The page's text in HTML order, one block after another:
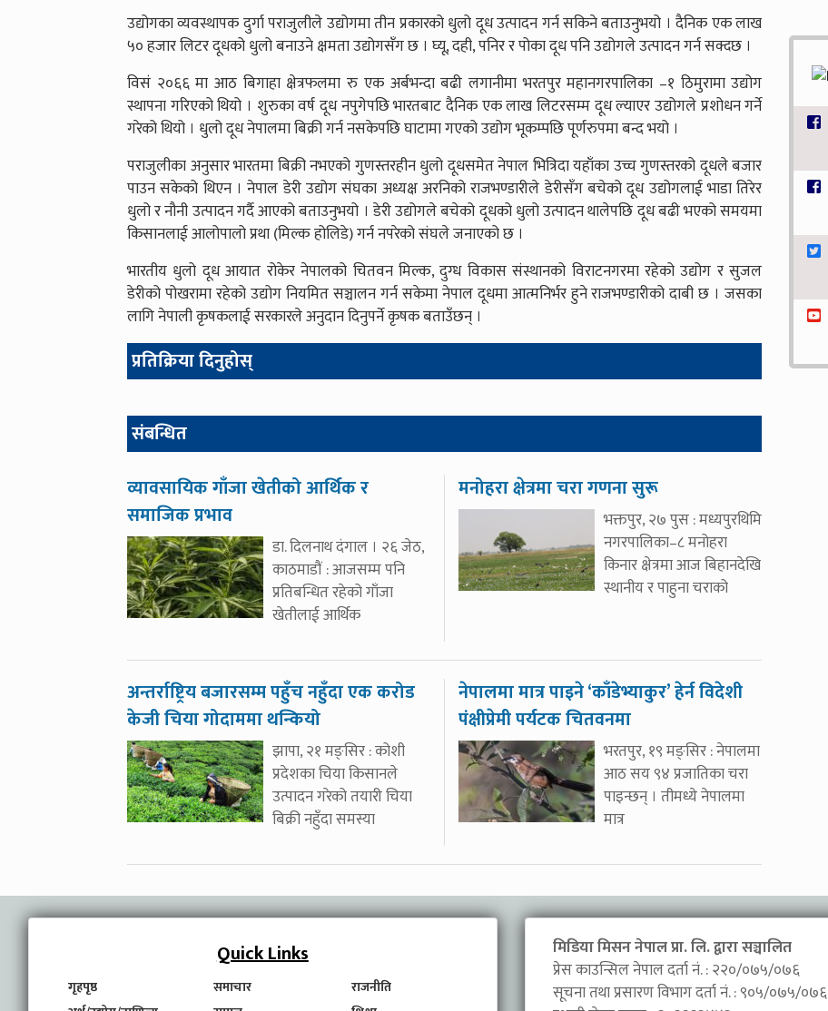
उद्योगका व्यवस्थापक दुर्गा पराजुलीले उद्योगमा तीन प्रकारको धुलो दूध उत्पादन गर्न सकिने बताउनुभयो । दैनिक एक लाख
५० हजार लिटर दूधको धुलो बनाउने क्षमता उद्योगसँग छ । घ्यू, दही, पनिर र पोका दूध पनि उद्योगले उत्पादन गर्न सक्दछ ।
विसं २०६६ मा आठ बिगाहा क्षेत्रफलमा रु एक अर्बभन्दा बढी लगानीमा भरतपुर महानगरपालिका –१ ठिमुरामा उद्योग
स्थापना गरिएको थियो । शुरुका वर्ष दूध नपुगेपछि भारतबाट दैनिक एक लाख लिटरसम्म दूध ल्याएर उद्योगले प्रशोधन गर्ने
गरेको थियो । धुलो दूध नेपालमा बिक्री गर्न नसकेपछि घाटामा गएको उद्योग भूकम्पछि पूर्णरुपमा बन्द भयो ।
पराजुलीका अनुसार भारतमा बिक्री नभएको गुणस्तरहीन धुलो दूधसमेत नेपाल भित्रिदा यहाँका उच्च गुणस्तरको दूधले बजार
पाउन सकेको थिएन । नेपाल डेरी उद्योग संघका अध्यक्ष अरनिको राजभण्डारीले डेरीसँग बचेको दूध उद्योगलाई भाडा तिरेर
धुलो र नौनी उत्पादन गर्दै आएको बताउनुभयो । डेरी उद्योगले बचेको दूधको धुलो उत्पादन थालेपछि दूध बढी भएको समयमा
किसानलाई आलोपालो प्रथा (मिल्क होलिडे) गर्न नपरेको संघले जनाएको छ ।
भारतीय धुलो दूध आयात रोकेर नेपालको चितवन मिल्क, दुग्ध विकास संस्थानको विराटनगरमा रहेको उद्योग र सुजल
डेरीको पोखरामा रहेको उद्योग नियमित सञ्चालन गर्न सकेमा नेपाल दूधमा आत्मनिर्भर हुने राजभण्डारीको दाबी छ । जसका
लागि नेपाली कृषकलाई सरकारले अनुदान दिनुपर्ने कृषक बताउँछन् ।
प्रतिक्रिया दिनुहोस्
संबन्धित
व्यावसायिक गाँजा खेतीको आर्थिक र
समाजिक प्रभाव
डा. दिलनाथ दंगाल । २६ जेठ,
काठमाडौं : आजसम्म पनि
प्रतिबन्धित रहेको गाँजा
खेतीलाई आर्थिक
मनोहरा क्षेत्रमा चरा गणना सुरू
भक्तपुर, २७ पुस : मध्यपुरथिमि
नगरपालिका–८ मनोहरा
किनार क्षेत्रमा आज बिहानदेखि
स्थानीय र पाहुना चराको
अन्तर्राष्ट्रिय बजारसम्म पहुँच नहुँदा एक करोड
केजी चिया गोदाममा थन्कियो
झापा, २१ मङ्सिर : कोशी
प्रदेशका चिया किसानले
उत्पादन गरेको तयारी चिया
बिक्री नहुँदा समस्या
नेपालमा मात्र पाइने ‘काँडेभ्याकुर’ हेर्न विदेशी
पंक्षीप्रेमी पर्यटक चितवनमा
भरतपुर, १९ मङ्सिर : नेपालमा
आठ सय ९४ प्रजातिका चरा
पाइन्छन् । तीमध्ये नेपालमा
मात्र
Quick Links
गृहपृष्ठ समाचार
राजनीति
मिडिया मिसन नेपाल प्रा. लि. द्वारा सञ्चालित
प्रेस काउन्सिल नेपाल दर्ता नं. : २२०/०७५/०७६
सूचना तथा प्रसारण विभाग दर्ता नं. : ९०५/०७५/०७६